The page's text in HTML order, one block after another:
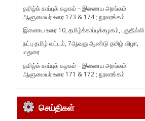
தமிழ்க் காப்புக் கழகம் – இணைய அரங்கம்:
ஆளுமையர் உரை 173 & 174 ; நூலரங்கம்
இணைய உரை 10, தமிழ்க்காப்புக்கழகம், புதுதில்லி
நட்பு தமிழ் வட்டம், 7ஆவது ஆண்டு தமிழ் விழா,
மதுரை
தமிழ்க் காப்புக் கழகம் – இணைய அரங்கம்:
ஆளுமையர் உரை 171 & 172 ; நூலரங்கம்
செய்திகள்